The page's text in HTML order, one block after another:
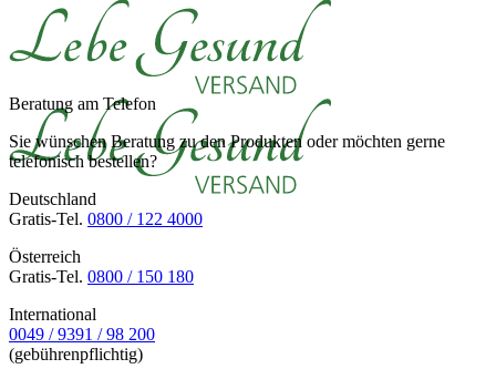
Beratung am Telefon
Sie wünschen Beratung zu den Produkten oder möchten gerne
telefonisch bestellen?
Deutschland
Gratis-Tel. 0800 / 122 4000
Österreich
Gratis-Tel. 0800 / 150 180
International
0049 / 9391 / 98 200
(gebührenpflichtig)